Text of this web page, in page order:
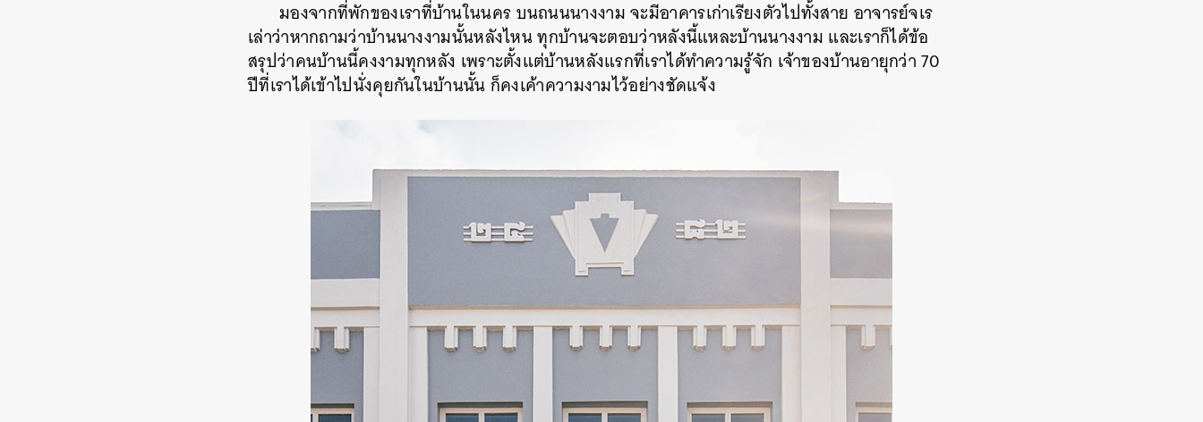
มองจากที่พักของเราที่บ้านในนครบนถนนนางงามจะมีอาคารเก่าเรียงตัวไปทั้งสาย อาจารย์จเร
เล่าว่าหากถามว่าบ้านนางงามนั้นหลังไหนทุกบ้านจะตอบว่าหลังนี้แหละบ้านนางงาม และเราก็ได้ข้อ
สรุปว่าคนบ้านนี้คงงามทุกหลัง เพราะตั้งแต่บ้านหลังแรกที่เราได้ทำความรู้จัก เจ้าของบ้านอายุกว่า70
ปีที่เราได้เข้าไปนั่งคุยกันในบ้านนั้นก็คงเค้าความงามไว้อย่างชัดแจ้ง